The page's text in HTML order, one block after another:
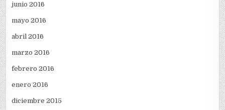
junio 2016
mayo 2016
abril 2016
marzo 2016
febrero 2016
enero 2016
diciembre 2015